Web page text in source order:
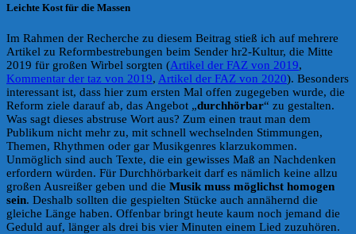
Leichte Kost für die Massen
Im Rahmen der Recherche zu diesem Beitrag stieß ich auf mehrere
Artikel zu Reformbestrebungen beim Sender hr2-Kultur, die Mitte
2019 für großen Wirbel sorgten (Artikel der FAZ von 2019,
Kommentar der taz von 2019, Artikel der FAZ von 2020). Besonders
interessant ist, dass hier zum ersten Mal offen zugegeben wurde, die
Reform ziele darauf ab, das Angebot „durchhörbar“ zu gestalten.
Was sagt dieses abstruse Wort aus? Zum einen traut man dem
Publikum nicht mehr zu, mit schnell wechselnden Stimmungen,
Themen, Rhythmen oder gar Musikgenres klarzukommen.
Unmöglich sind auch Texte, die ein gewisses Maß an Nachdenken
erfordern würden. Für Durchhörbarkeit darf es nämlich keine allzu
großen Ausreißer geben und die Musik muss möglichst homogen
sein. Deshalb sollten die gespielten Stücke auch annähernd die
gleiche Länge haben. Offenbar bringt heute kaum noch jemand die
Geduld auf, länger als drei bis vier Minuten einem Lied zuzuhören.